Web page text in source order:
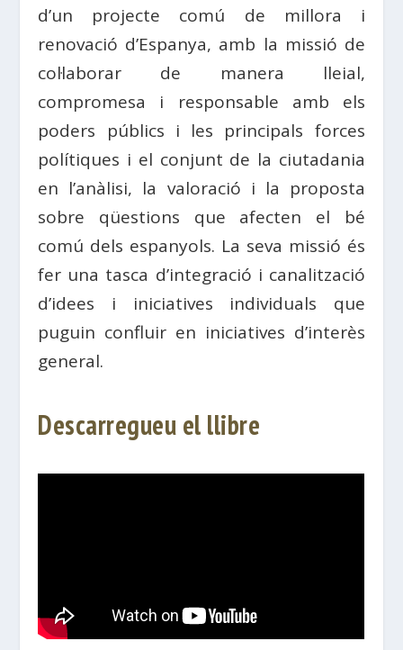
d’un projecte comú de millora i
renovació d’Espanya, amb la missió de
col·laborar de manera lleial,
compromesa i responsable amb els
poders públics i les principals forces
polítiques i el conjunt de la ciutadania
en l’anàlisi, la valoració i la proposta
sobre qüestions que afecten el bé
comú dels espanyols. La seva missió és
fer una tasca d’integració i canalització
d’idees i iniciatives individuals que
puguin confluir en iniciatives d’interès
general.
Descarregueu el llibre